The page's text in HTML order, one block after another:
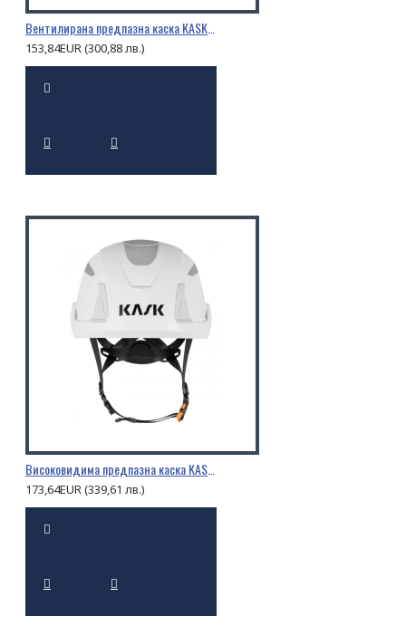
Вентилирана предпазна каска KASK PRIMERO AIR
153,84EUR (300,88 лв.)
Високовидима предпазна каска KASK PRIMERO HI VIZ
173,64EUR (339,61 лв.)